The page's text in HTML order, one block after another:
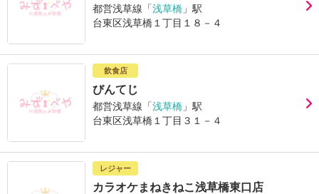
都営浅草線「浅草橋 」駅
台東区浅草橋１丁目１８－４
飲食店
びんてじ
都営浅草線「浅草橋 」駅
台東区浅草橋１丁目３１－４
レジャー
カラオケまねきねこ浅草橋東口店